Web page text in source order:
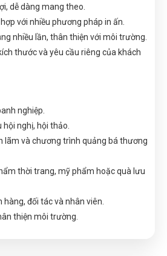
dễ dàng mang theo.
với nhiều phương pháp in ấn.
nhiều lần, thân thiện với môi trường.
thước và yêu cầu riêng của khách
nghiệp.
nghị, hội thảo.
lãm và chương trình quảng bá thương
thời trang, mỹ phẩm hoặc quà lưu
hàng, đối tác và nhân viên.
thiện môi trường.